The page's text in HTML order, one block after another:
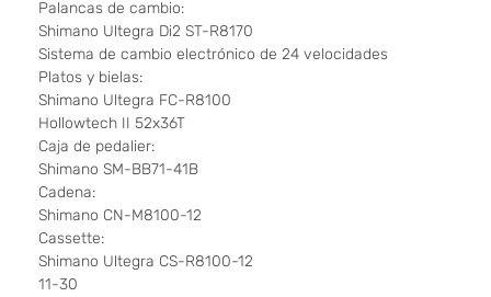
Palancas de cambio:
Shimano Ultegra Di2 ST-R8170
Sistema de cambio electrónico de 24 velocidades
Platos y bielas:
Shimano Ultegra FC-R8100
Hollowtech II 52x36T
Caja de pedalier:
Shimano SM-BB71-41B
Cadena:
Shimano CN-M8100-12
Cassette:
Shimano Ultegra CS-R8100-12
11-30